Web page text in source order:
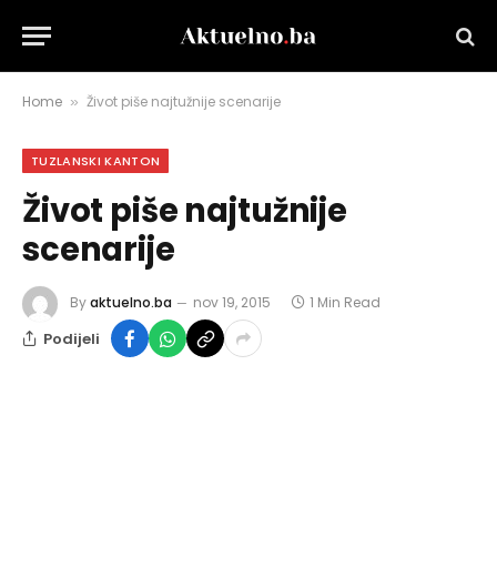
Home » Život piše najtužnije scenarije
TUZLANSKI KANTON
Život piše najtužnije
scenarije
Byaktuelno.ba nov 19, 2015 1 Min Read
Podijeli